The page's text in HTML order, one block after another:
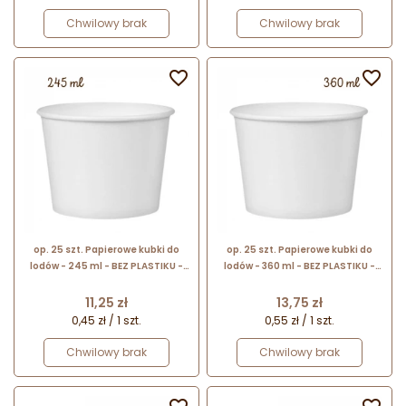
Chwilowy brak Chwilowy brak
op. 25 szt. Papierowe kubki do
lodów - 245 ml - BEZ PLASTIKU -
lodów i deserów na wynos
Cena
11,25 zł
0,45 zł / 1 szt.
Chwilowy brak

op. 25 szt. Papierowe kubki do
lodów - 360 ml - BEZ PLASTIKU -
lodów i deserów na wynos
Cena
13,75 zł
0,55 zł / 1 szt.
Chwilowy brak
